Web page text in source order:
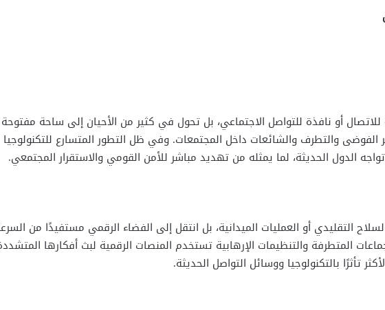
أو نافذة للتواصل الاجتماعي، بل تحول في كثير من الأحيان إلى ساحة
والتطرف والشائعات داخل المجتمعات. وفي ظل التطور المتسارع للتكنولوجيا
الدول الحديثة، لما يمثله من تهديد مباشر للأمن القومي والاستقرار المجتمعي.
التقليدي أو العمليات الميدانية، بل انتقل إلى الفضاء الرقمي مستفيدًا من
المتطرفة والتنظيمات الإرهابية تستخدم المنصات الرقمية لبث أفكارها
تأثرًا بالتكنولوجيا ووسائل التواصل الحديثة.